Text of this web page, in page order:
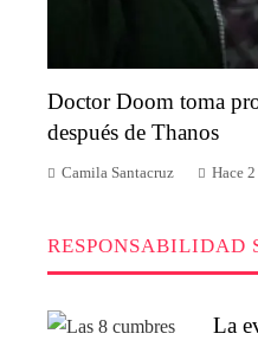
Doctor Doom toma
después de Thanos
Camila Santacruz Hace 2
RESPONSABILIDAD
La